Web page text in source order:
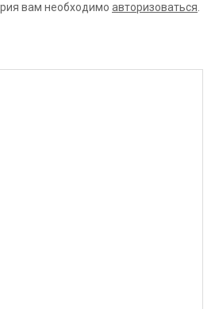
вам необходимо авторизоваться.